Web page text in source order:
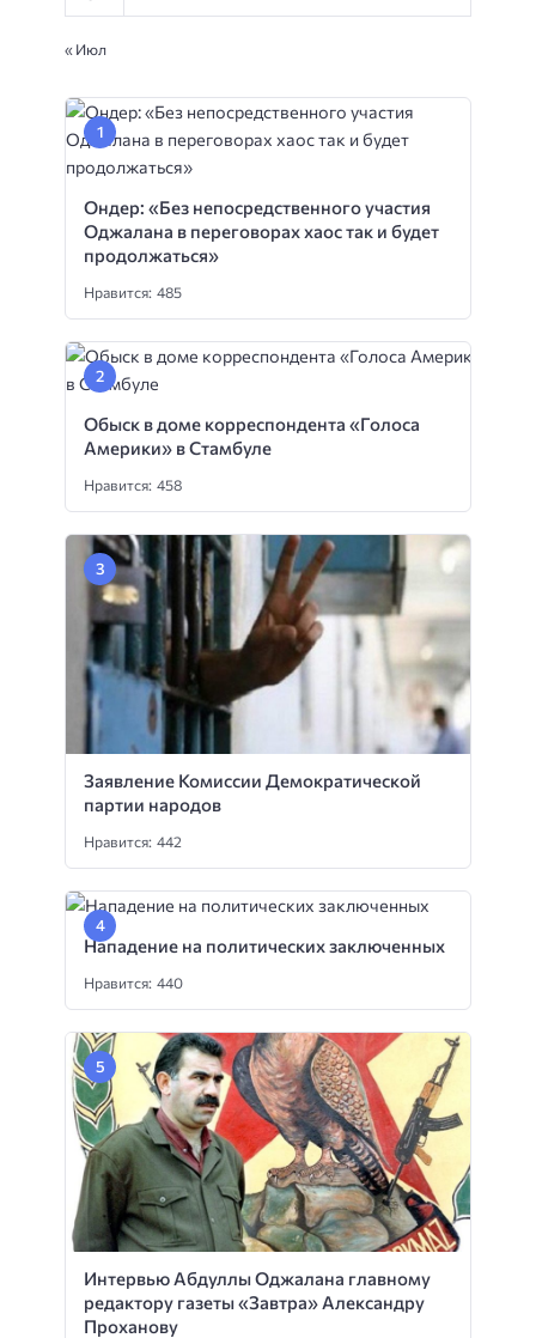
« Июл
Ондер: «Без непосредственного участия
Оджалана в переговорах хаос так и будет
продолжаться»
Нравится: 485
Обыск в доме корреспондента «Голоса
Америки» в Стамбуле
Нравится: 458
Заявление Комиссии Демократической
партии народов
Нравится: 442
Нападение на политических заключенных
Нравится: 440
Интервью Абдуллы Оджалана главному
редактору газеты «Завтра» Александру
Проханову